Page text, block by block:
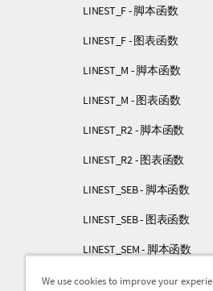
LINEST_F - 脚本函数
LINEST_F - 图表函数
LINEST_M - 脚本函数
LINEST_M - 图表函数
LINEST_R2 - 脚本函数
LINEST_R2 - 图表函数
LINEST_SEB - 脚本函数
LINEST_SEB - 图表函数
LINEST_SEM - 脚本函数
LINEST_SEM - 图表函数
We use cookies to improve your